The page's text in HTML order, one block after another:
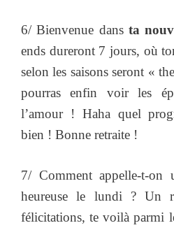
6/ Bienvenue dans ta
ends dureront 7 jours, où
selon les saisons seront «
pourras enfin voir les
l’amour ! Haha quel
bien ! Bonne retraite !
7/ Comment appelle-t-on
heureuse le lundi ? Un
félicitations, te voilà parmi